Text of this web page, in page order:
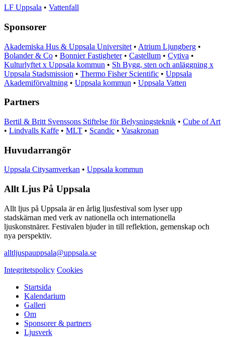
LF Uppsala • Vattenfall
Sponsorer
Akademiska Hus & Uppsala Universitet • Atrium Ljungberg •
Bolander & Co • Bonnier Fastigheter• Castellum • Cytiva •
Kulturlyftet x Uppsala kommun • Sh Bygg, sten och anläggning x
Uppsala Stadsmission • Thermo Fisher Scientific • Uppsala
Akademiförvaltning • Uppsala kommun • Uppsala Vatten
Partners
Bertil & Britt Svenssons Stiftelse för Belysningsteknik • Cube of Art
• Lindvalls Kaffe • MLT • Scandic • Vasakronan
Huvudarrangör
Uppsala Citysamverkan • Uppsala kommun
Allt Ljus På Uppsala
Allt ljus på Uppsala är en årlig ljusfestival som lyser upp
stadskärnan med verk av nationella och internationella
ljuskonstnärer. Festivalen bjuder in till reflektion, gemenskap och
nya perspektiv.
alltljuspauppsala@uppsala.se
Integritetspolicy Cookies
Startsida
Kalendarium
Galleri
Om
Sponsorer & partners
Ljusverk